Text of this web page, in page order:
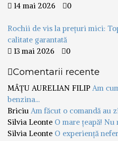
14 mai 2026
0
Rochii de vis la prețuri mici:
calitate garantată
13 mai 2026
0
Comentarii recente
MÂȚU AURELIAN FILIP Am
benzina...
Briciu Am făcut o comandă au
Silvia Leonte O mare țeapă! Nu
Silvia Leonte O experiență